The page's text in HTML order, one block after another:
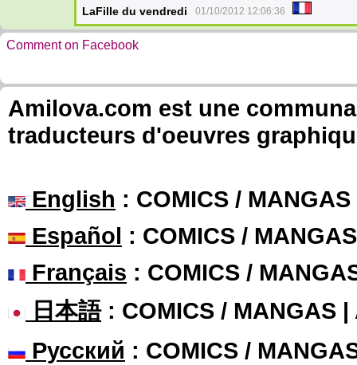
LaFille du vendredi 01/10/2012 12:06:36
Comment on Facebook
Amilova.com est une
traducteurs d'oeuvres
English : COMICS /
Español : COMICS /
Français : COMICS /
日本語: COMICS / MANGAS |
Русский : COMICS /